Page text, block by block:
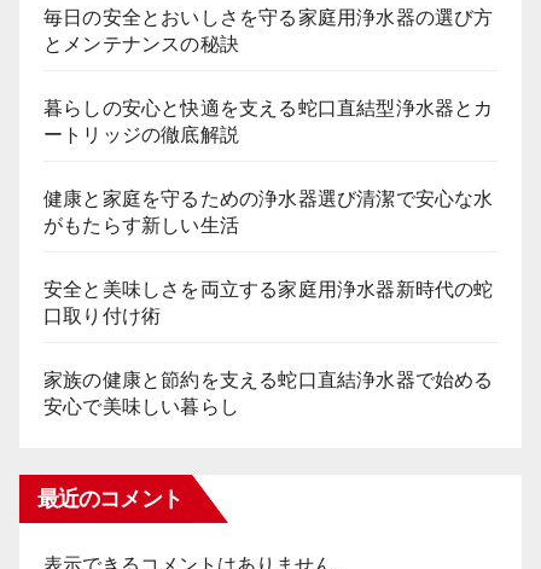
毎日の安全とおいしさを守る家庭用浄水器の選び方
とメンテナンスの秘訣
暮らしの安心と快適を支える蛇口直結型浄水器とカ
ートリッジの徹底解説
健康と家庭を守るための浄水器選び清潔で安心な水
がもたらす新しい生活
安全と美味しさを両立する家庭用浄水器新時代の蛇
口取り付け術
家族の健康と節約を支える蛇口直結浄水器で始める
安心で美味しい暮らし
最近のコメント
表示できるコメントはありません。